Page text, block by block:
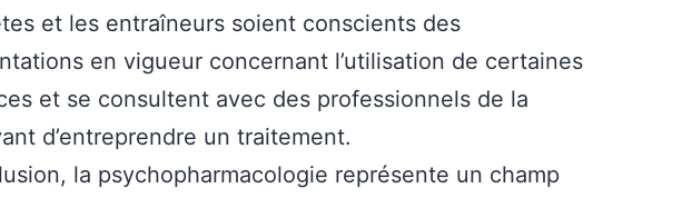
et les entraîneurs soient conscients des
en vigueur concernant l’utilisation de certaines
et se consultent avec des professionnels de la
d’entreprendre un traitement.
la psychopharmacologie représente un champ